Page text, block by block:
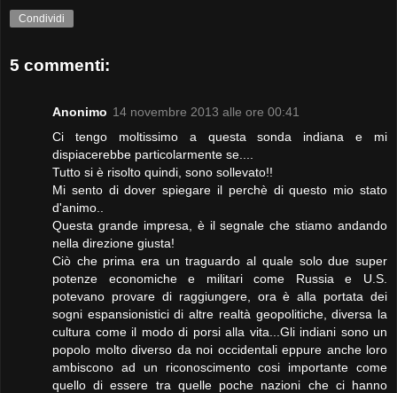
Condividi
5 commenti:
Anonimo 14 novembre 2013 alle ore 00:41
Ci tengo moltissimo a questa sonda indiana e mi
dispiacerebbe particolarmente se....
Tutto si è risolto quindi, sono sollevato!!
Mi sento di dover spiegare il perchè di questo mio stato
d'animo..
Questa grande impresa, è il segnale che stiamo andando
nella direzione giusta!
Ciò che prima era un traguardo al quale solo due super
potenze economiche e militari come Russia e U.S.
potevano provare di raggiungere, ora è alla portata dei
sogni espansionistici di altre realtà geopolitiche, diversa la
cultura come il modo di porsi alla vita...Gli indiani sono un
popolo molto diverso da noi occidentali eppure anche loro
ambiscono ad un riconoscimento cosi importante come
quello di essere tra quelle poche nazioni che ci hanno